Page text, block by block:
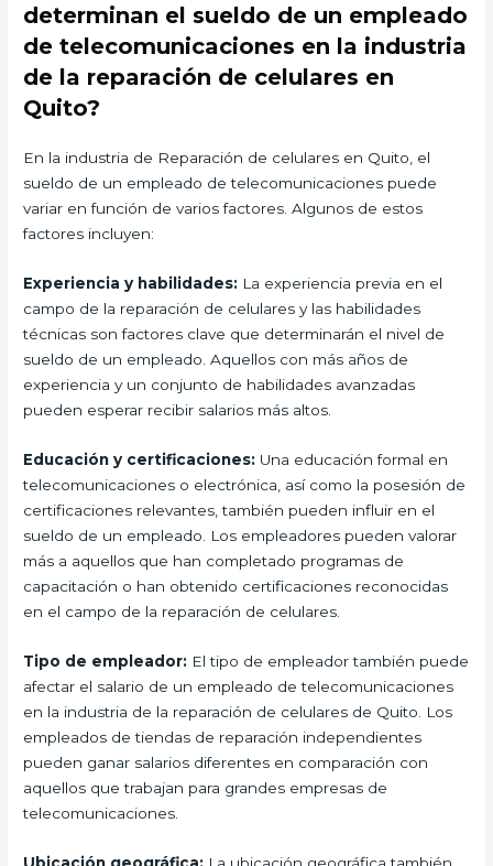
determinan el sueldo de un empleado
de telecomunicaciones en la industria
de la reparación de celulares en
Quito?
En la industria de Reparación de celulares en Quito, el
sueldo de un empleado de telecomunicaciones puede
variar en función de varios factores. Algunos de estos
factores incluyen:
Experiencia y habilidades: La experiencia previa en el
campo de la reparación de celulares y las habilidades
técnicas son factores clave que determinarán el nivel de
sueldo de un empleado. Aquellos con más años de
experiencia y un conjunto de habilidades avanzadas
pueden esperar recibir salarios más altos.
Educación y certificaciones: Una educación formal en
telecomunicaciones o electrónica, así como la posesión de
certificaciones relevantes, también pueden influir en el
sueldo de un empleado. Los empleadores pueden valorar
más a aquellos que han completado programas de
capacitación o han obtenido certificaciones reconocidas
en el campo de la reparación de celulares.
Tipo de empleador: El tipo de empleador también puede
afectar el salario de un empleado de telecomunicaciones
en la industria de la reparación de celulares de Quito. Los
empleados de tiendas de reparación independientes
pueden ganar salarios diferentes en comparación con
aquellos que trabajan para grandes empresas de
telecomunicaciones.
Ubicación geográfica: La ubicación geográfica también